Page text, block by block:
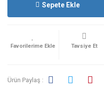
Sepete Ekle
Tavsiye Et
Ürün Paylaş :